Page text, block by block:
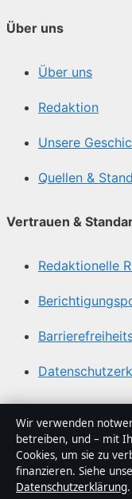
Über uns
Über uns
Redaktion
Unsere
Quellen &
Vertrauen &
Redaktionelle
Über Lagepunkt in
Lagepunkt ist ein
Technik und
Wir verwenden
betreiben, und – mit
Cookies, um sie zu
finanzieren. Siehe
Datenschutzerklärung.